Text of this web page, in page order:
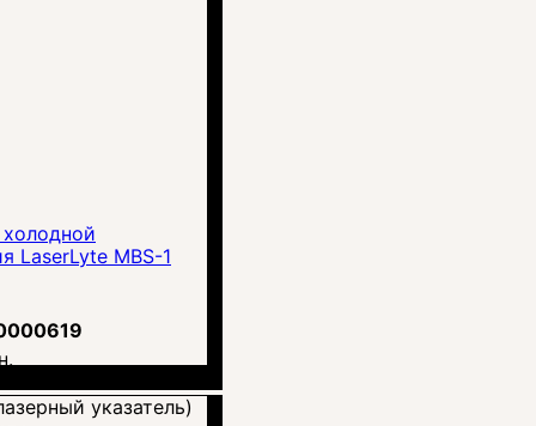
LaserLyte MBS-1